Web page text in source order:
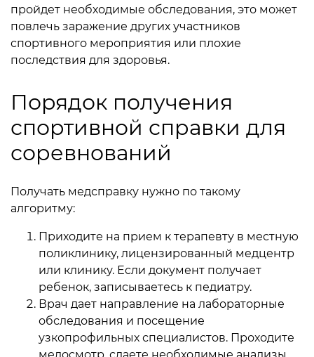
пройдет необходимые обследования, это может
повлечь заражение других участников
спортивного мероприятия или плохие
последствия для здоровья.
Порядок получения
спортивной справки для
соревнований
Получать медсправку нужно по такому
алгоритму:
Приходите на прием к терапевту в местную
поликлинику, лицензированный медцентр
или клинику. Если документ получает
ребенок, записываетесь к педиатру.
Врач дает направление на лабораторные
обследования и посещение
узкопрофильных специалистов. Проходите